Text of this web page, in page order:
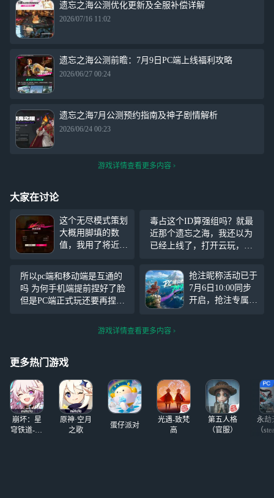
遗忘之海公测优化更新及全服补偿详解
2026/07/16 11:02
遗忘之海公测前瞻：7月9日PC端上线福利攻略
2026/06/27 00:24
遗忘之海7月公测预约指南及神子剧情解析
2026/06/24 00:23
游戏详情查看更多内容
大家在讨论
这个无尽模式策划
大概用脚填的数
值，我用了将近20
段 ，第二个阶段
才打1/3血就已经
被三个瓶给当成路
边一条给踹死了，
，666我一个大招
毒占这个ID算强组吗？就最
近那个遗忘之海，我还以为
已经上线了，打开云玩，取
_-||，话说这个名字取完之后
直接输手机号登录应该就留
住了叭？
所以pc端和移动端是互通的
吗 为何手机端提前捏好了脸
但是PC端正式玩还要再捏一
抢注昵称活动已于
7月6日10:00同步
开启，抢注专属昵
条龙，手机就可以
抢注昵称+免下载+
PC公测抢先玩！
云玩领专属游戏礼
包 还送大波畅玩
游戏详情查看更多内容
更多热门游戏
崩坏：星
穹铁道-4.4
原神·空月
之歌
蛋仔派对
光遇-致梵
高
第五人格
（官服）
永劫
（